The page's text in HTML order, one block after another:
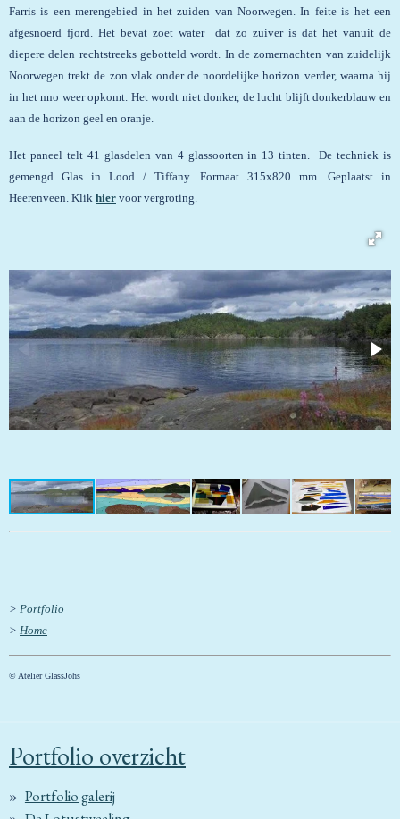
Farris is een merengebied in het zuiden van Noorwegen. In feite is het een
afgesnoerd fjord. Het bevat zoet water dat zo zuiver is dat het vanuit de
diepere delen rechtstreeks gebotteld wordt. In de zomernachten van zuidelijk
Noorwegen trekt de zon vlak onder de noordelijke horizon verder, waarna hij
in het nno weer opkomt. Het wordt niet donker, de lucht blijft donkerblauw en
aan de horizon geel en oranje.
Het paneel telt 41 glasdelen van 4 glassoorten in 13 tinten. De techniek is
gemengd Glas in Lood / Tiffany. Formaat 315x820 mm. Geplaatst in
Heerenveen. Klik hier voor vergroting.
> Portfolio
> Home
© Atelier GlassJohs
Portfolio overzicht
Portfolio galerij